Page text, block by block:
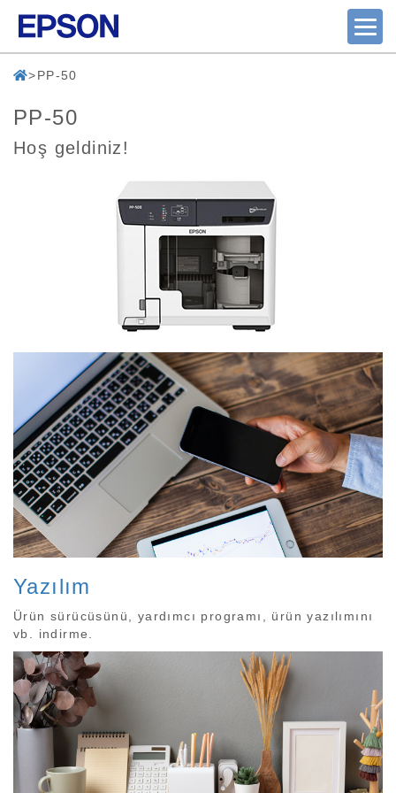
PP-50
PP-50
Hoş geldiniz!
Yazılım
Ürün sürücüsünü, yardımcı programı, ürün yazılımını
vb. indirme.